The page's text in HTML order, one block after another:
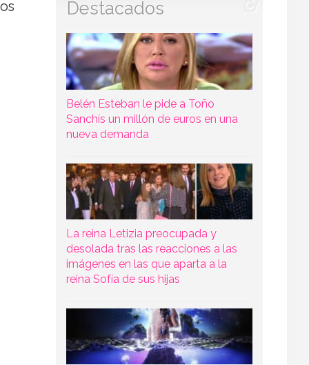
Destacados
Belén Esteban le pide a Toño
Sanchís un millón de euros en una
nueva demanda
La reina Letizia preocupada y
desolada tras las reacciones a las
imágenes en las que aparta a la
reina Sofía de sus hijas